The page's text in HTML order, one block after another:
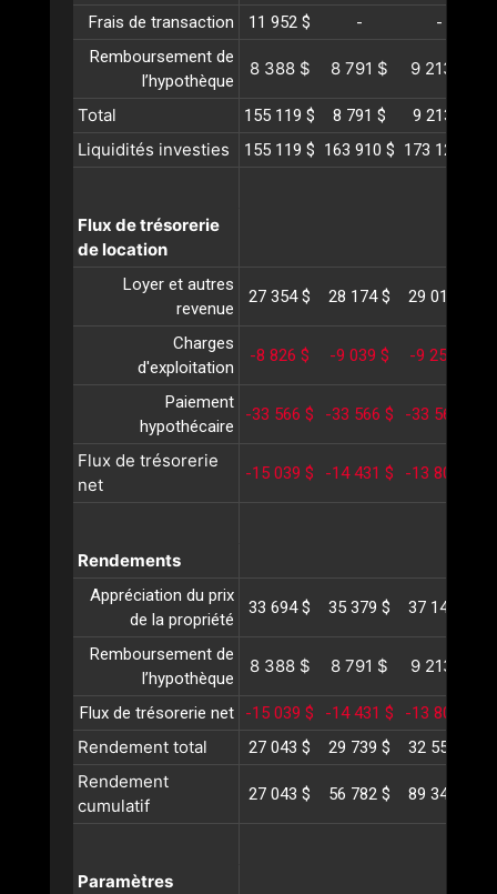
Frais de transaction
11 952 $ -
-
Remboursement de
l’hypothèque
8 388 $ 8 791 $ 9 213 $
Total 155 119 $ 8 791 $ 9 213 $
Liquidités investies 155 119 $ 163 910 $ 173 124 $
Flux de trésorerie
de location
Loyer et autres
revenue
27 354 $ 28 174 $ 29 019 $
Charges
d'exploitation
-8 826 $ -9 039 $ -9 257 $
Paiement
hypothécaire
-33 566 $ -33 566 $ -33 566 $
Flux de trésorerie
net
-15 039 $ -14 431 $ -13 804 $
Rendements
Appréciation du prix
de la propriété
33 694 $ 35 379 $ 37 148 $
Remboursement de
l’hypothèque
8 388 $ 8 791 $ 9 213 $
Flux de trésorerie net -15 039 $ -14 431 $ -13 804 $
Rendement total 27 043 $ 29 739 $ 32 557 $
Rendement
cumulatif
27 043 $ 56 782 $ 89 340 $
Paramètres